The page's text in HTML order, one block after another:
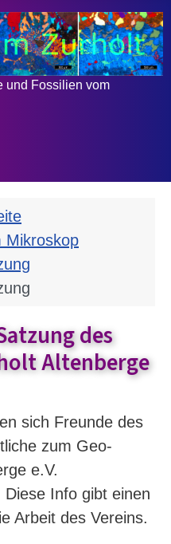
und Fossilien vom
Mikroskop
des
Altenberge
sich Freunde des
zum Geo-
e.V.
Info gibt einen
Arbeit des Vereins.